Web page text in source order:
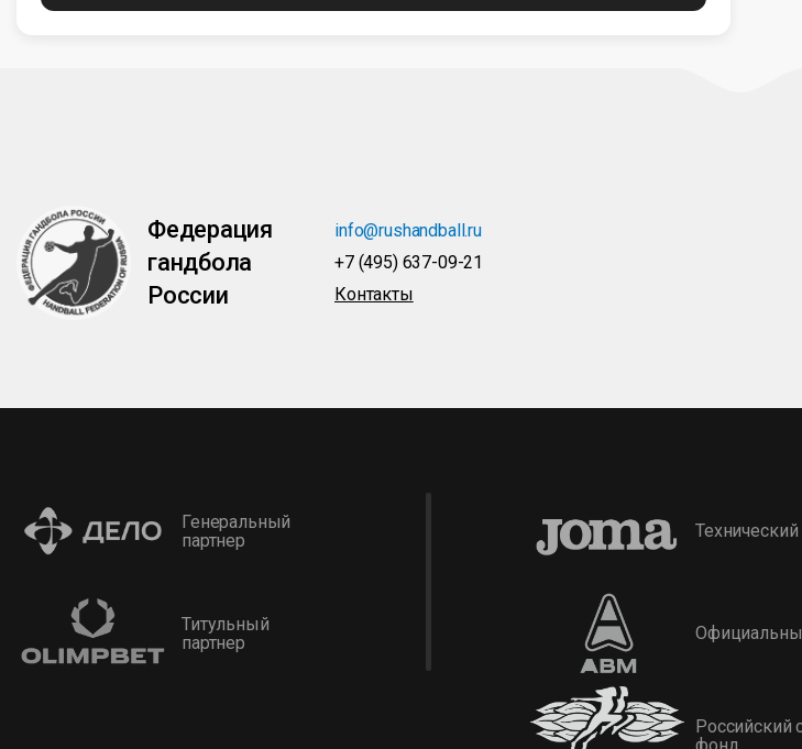
Федерация
гандбола
России
info@rushandball.ru
+7 (495) 637-09-21
Контакты
Генеральный
партнер
Титульный
партнер
Технический
Российский
фонд